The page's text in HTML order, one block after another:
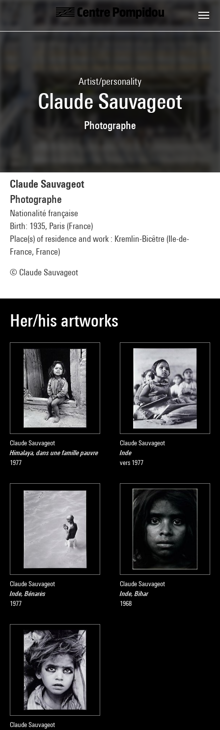
Skip to main content
Centre Pompidou
Artist/personality
Claude Sauvageot
Photographe
Claude Sauvageot
Photographe
Nationalité française
Birth: 1935, Paris (France)
Place(s) of residence and work : Kremlin-Bicêtre (Ile-de-
France, France)
© Claude Sauvageot
Her/his artworks
Claude Sauvageot
Himalaya, dans une famille pauvre
1977
Claude Sauvageot
Inde
vers 1977
Claude Sauvageot
Inde, Bénarès
1977
Claude Sauvageot
Inde, Bihar
1968
Claude Sauvageot